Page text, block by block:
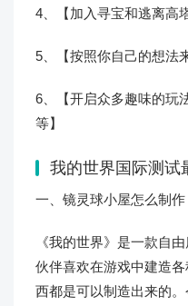
4、【加入寻宝和逃离高
5、【按照你自己的想法
6、【开启众多趣味的玩
等】
我的世界国际测试
一、镜灵球小屋怎么制作
《我的世界》是一款自
伙伴喜欢在游戏中建造
西都是可以制造出来的